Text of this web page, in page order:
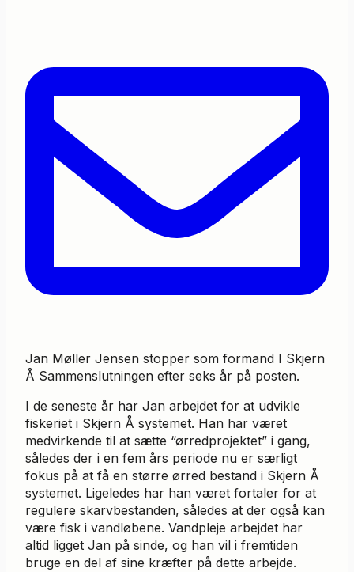
Jan Møller Jensen stopper som formand I Skjern
Å Sammenslutningen efter seks år på posten.
I de seneste år har Jan arbejdet for at udvikle
fiskeriet i Skjern Å systemet. Han har været
medvirkende til at sætte “ørredprojektet” i gang,
således der i en fem års periode nu er særligt
fokus på at få en større ørred bestand i Skjern Å
systemet. Ligeledes har han været fortaler for at
regulere skarvbestanden, således at der også kan
være fisk i vandløbene. Vandpleje arbejdet har
altid ligget Jan på sinde, og han vil i fremtiden
bruge en del af sine kræfter på dette arbejde.